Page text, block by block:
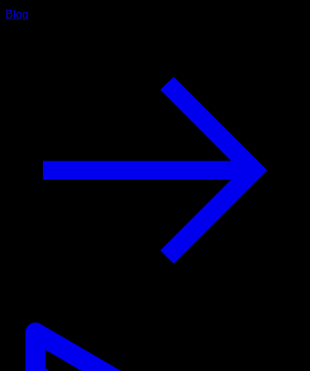
Blog